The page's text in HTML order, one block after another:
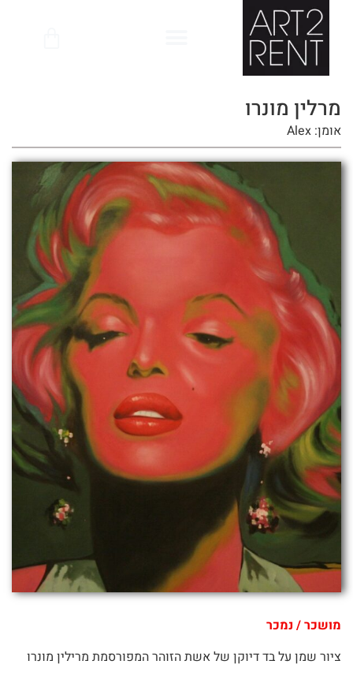
מרלין מונרו
אומן: Alex
מושכר / נמכר
ציור שמן על בד דיוקן של אשת הזוהר המפורסמת מרילין מונרו